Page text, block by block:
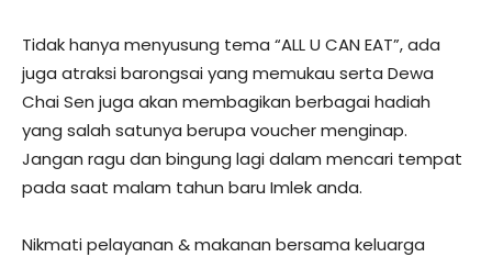
Tidak hanya menyusung tema “ALL U CAN EAT”, ada
juga atraksi barongsai yang memukau serta Dewa
Chai Sen juga akan membagikan berbagai hadiah
yang salah satunya berupa voucher menginap.
Jangan ragu dan bingung lagi dalam mencari tempat
pada saat malam tahun baru Imlek anda.
Nikmati pelayanan & makanan bersama keluarga